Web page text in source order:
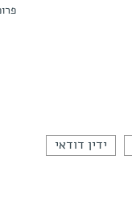
ידין דודאי